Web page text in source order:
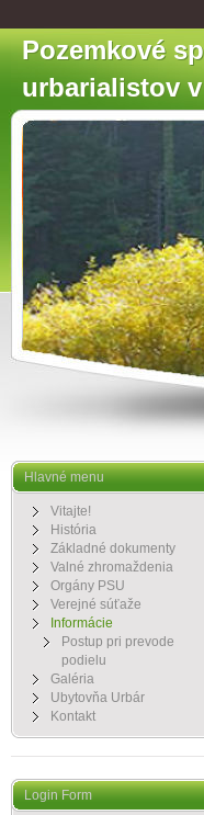
Pozemkové
urbarialistov
Hlavné menu
Vitajte!
História
Základné dokumenty
Valné zhromaždenia
Orgány PSU
Verejné súťaže
Informácie
Postup pri prevode
podielu
Galéria
Ubytovňa Urbár
Kontakt
Login Form